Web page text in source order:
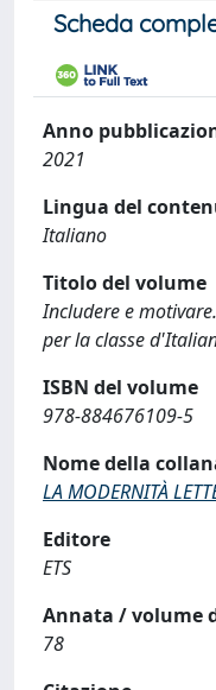
Scheda
Anno
2021
Lingua del
Italiano
Titolo del volume
Includere e
per la classe
ISBN del volume
978-884676109-5
Nome della
LA MODERNITÀ
Editore
ETS
Annata / volume
78